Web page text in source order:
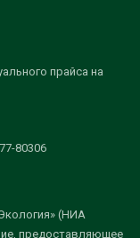
прайса на
80306
(НИА
предоставляющее